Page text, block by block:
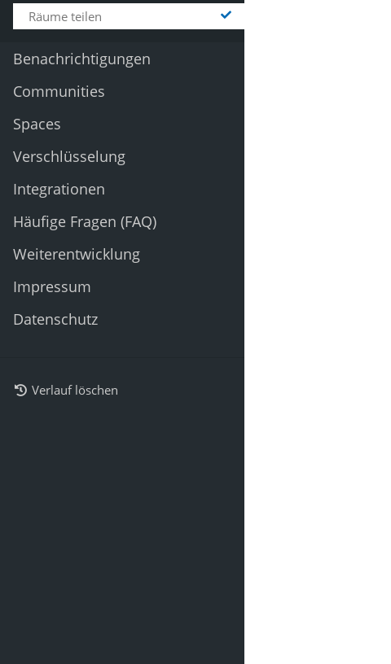
Räume teilen
Benachrichtigungen
Communities
Spaces
Verschlüsselung
Integrationen
Häufige Fragen (FAQ)
Weiterentwicklung
Impressum
Datenschutz
Verlauf löschen